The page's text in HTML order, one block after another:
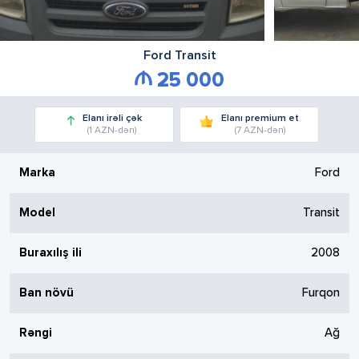
Ford Transit
25 000
Elanı irəli çək
(1 AZN-dən)
Elanı premium et
(7 AZN-dən)
Marka Ford
Model Transit
Buraxılış ili 2008
Ban növü Furqon
Rəngi Ağ